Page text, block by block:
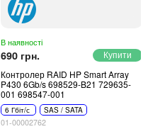
В наявності
690 грн.
Контролер RAID HP Smart Array
P430 6Gb/s 698529-B21 729635-
001 698547-001
6 Гбіт/с SAS / SATA
01-00002762